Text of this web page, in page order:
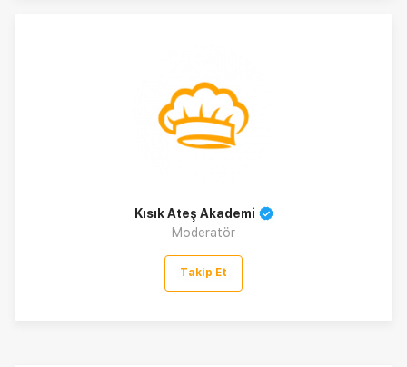
Kısık Ateş Akademi
Moderatör
Takip Et